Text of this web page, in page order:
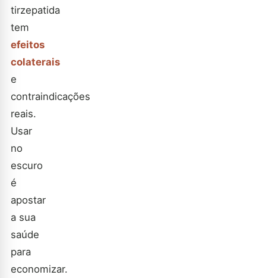
tirzepatida
tem
efeitos
colaterais
e
contraindicações
reais.
Usar
no
escuro
é
apostar
a sua
saúde
para
economizar.